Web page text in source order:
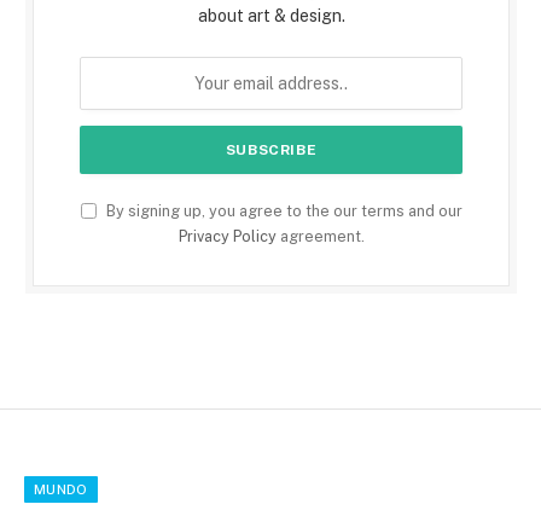
about art & design.
By signing up, you agree to the our terms and our
Privacy Policyagreement.
MUNDO